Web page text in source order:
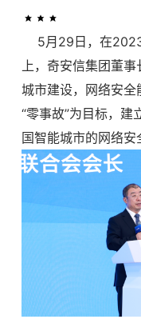
5月29日，在2023
上，奇安信集团董
城市建设，网络安全
“零事故”为目标，
国智能城市的网络安